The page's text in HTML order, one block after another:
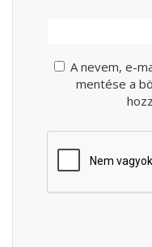
A nevem, e-
mentése a